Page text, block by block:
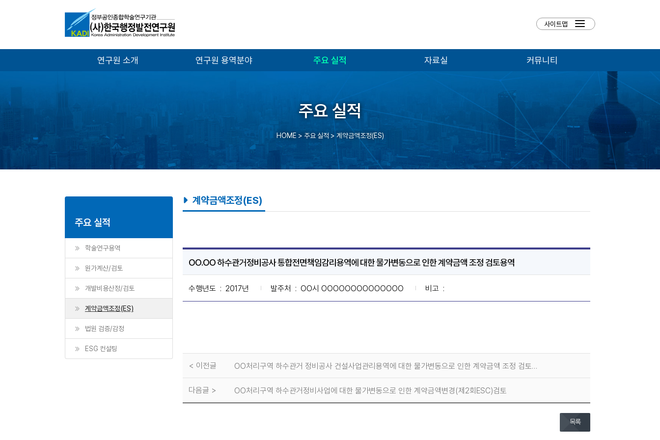
연구원 소개 연구원 용역분야 주요 실적 자료실 커뮤니티
주요 실적
HOME > 주요 실적 > 계약금액조정(ES)
주요 실적
학술연구용역
원가계산/검토
개발비용산정/검토
계약금액조정(ES)
법원 검증/감정
ESG 컨설팅
계약금액조정(ES)
OO.OO 하수관거정비공사 통합전면책임감리용역에 대한 물가변동으로 인한 계약금액 조정 검토용역
수행년도 : 2017년 발주처 : OO시 OOOOOOOOOOOOOO 비고 :
< 이전글 OO처리구역 하수관거 정비공사 건설사업관리용역에 대한 물가변동으로 인한 계약금액 조정 검토…
다음글 > OO처리구역 하수관거정비사업에 대한 물가변동으로 인한 계약금액변경(제2회ESC)검토
목록